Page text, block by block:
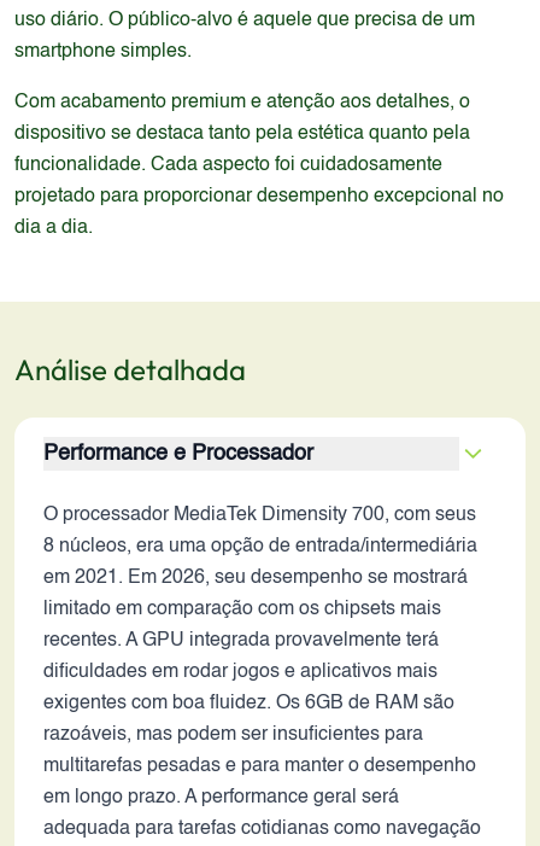
uso diário. O público-alvo é aquele que precisa de um
smartphone simples.
Com acabamento premium e atenção aos detalhes, o
dispositivo se destaca tanto pela estética quanto pela
funcionalidade. Cada aspecto foi cuidadosamente
projetado para proporcionar desempenho excepcional no
dia a dia.
Análise detalhada
Performance e Processador
O processador MediaTek Dimensity 700, com seus
8 núcleos, era uma opção de entrada/intermediária
em 2021. Em 2026, seu desempenho se mostrará
limitado em comparação com os chipsets mais
recentes. A GPU integrada provavelmente terá
dificuldades em rodar jogos e aplicativos mais
exigentes com boa fluidez. Os 6GB de RAM são
razoáveis, mas podem ser insuficientes para
multitarefas pesadas e para manter o desempenho
em longo prazo. A performance geral será
adequada para tarefas cotidianas como navegação